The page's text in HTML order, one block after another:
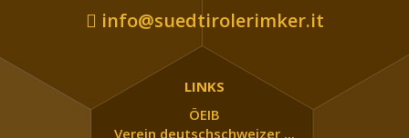
info@suedtirolerimker.it
LINKS
ÖEIB
Verein deutschschweizer ...